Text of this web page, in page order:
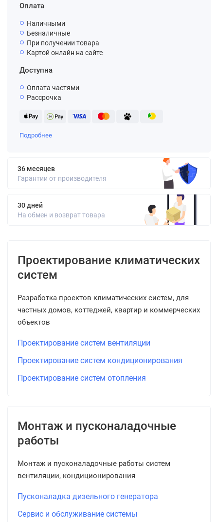
Оплата
Наличными
Безналичные
При получении товара
Картой онлайн на сайте
Доступна
Оплата частями
Рассрочка
Подробнее
36 месяцев
Гарантии от производителя
30 дней
На обмен и возврат товара
Проектирование климатических
систем
Разработка проектов климатических систем, для
частных домов, коттеджей, квартир и коммерческих
объектов
Проектирование систем вентиляции
Проектирование систем кондиционирования
Проектирование систем отопления
Монтаж и пусконаладочные
работы
Монтаж и пусконаладочные работы систем
вентиляции, кондиционирования
Пусконаладка дизельного генератора
Сервис и обслуживание системы